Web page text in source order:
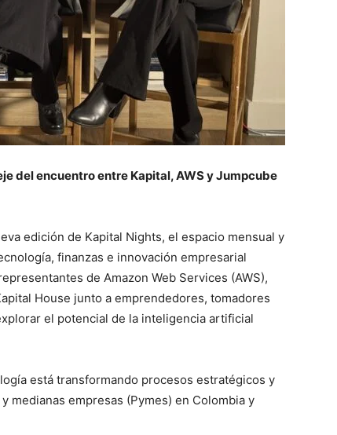
del encuentro entre Kapital, AWS y Jumpcube
edición de Kapital Nights, el espacio mensual y
finanzas e innovación empresarial
de Amazon Web Services (AWS),
House junto a emprendedores, tomadores
el potencial de la inteligencia artificial
está transformando procesos estratégicos y
medianas empresas (Pymes) en Colombia y